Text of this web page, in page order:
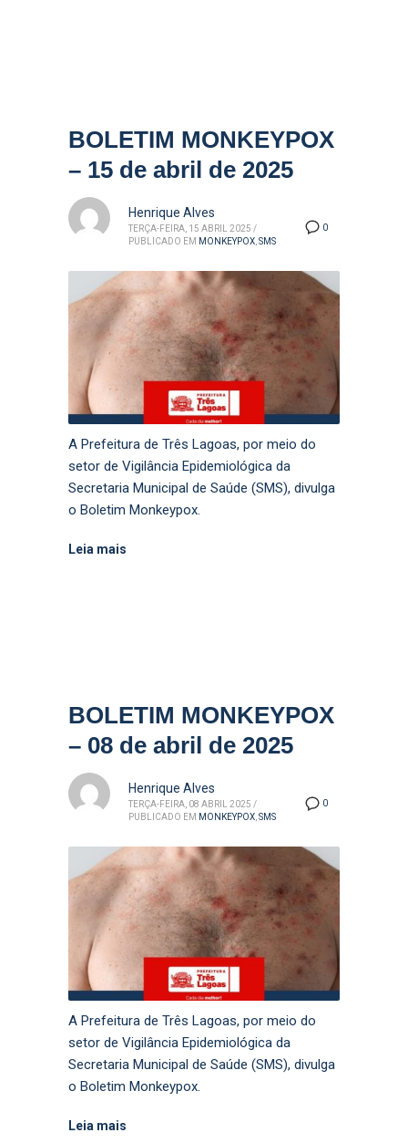
BOLETIM MONKEYPOX
– 15 de abril de 2025
0
Henrique Alves
TERÇA-FEIRA, 15 ABRIL 2025 /
PUBLICADO EM MONKEYPOX SMS
A Prefeitura de Três Lagoas, por meio do
setor de Vigilância Epidemiológica da
Secretaria Municipal de Saúde (SMS), divulga
o Boletim Monkeypox.
Leia mais
BOLETIM MONKEYPOX
– 08 de abril de 2025
0
Henrique Alves
TERÇA-FEIRA, 08 ABRIL 2025 /
PUBLICADO EM MONKEYPOX,SMS
A Prefeitura de Três Lagoas, por meio do
setor de Vigilância Epidemiológica da
Secretaria Municipal de Saúde (SMS), divulga
o Boletim Monkeypox.
Leia mais